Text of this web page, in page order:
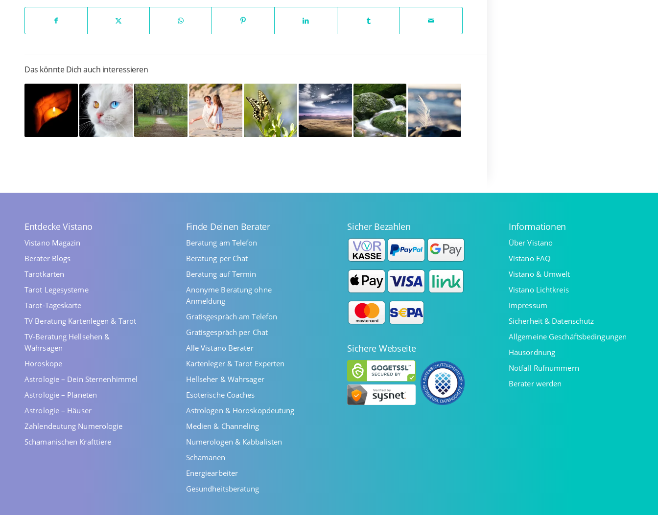
Das könnte Dich auch interessieren
Entdecke Vistano
Vistano Magazin
Berater Blogs
Tarotkarten
Tarot Legesysteme
Tarot-Tageskarte
TV Beratung Kartenlegen & Tarot
TV-Beratung Hellsehen &
Wahrsagen
Horoskope
Astrologie – Dein Sternenhimmel
Astrologie – Planeten
Astrologie – Häuser
Zahlendeutung Numerologie
Schamanischen Krafttiere
Finde Deinen Berater
Beratung am Telefon
Beratung per Chat
Beratung auf Termin
Anonyme Beratung ohne
Anmeldung
Gratisgespräch am Telefon
Gratisgespräch per Chat
Alle Vistano Berater
Kartenleger & Tarot Experten
Hellseher & Wahrsager
Esoterische Coaches
Astrologen & Horoskopdeutung
Medien & Channeling
Numerologen & Kabbalisten
Schamanen
Energiearbeiter
Gesundheitsberatung
Sicher Bezahlen
Sichere Webseite
Informationen
Über Vistano
Vistano FAQ
Vistano & Umwelt
Vistano Lichtkreis
Impressum
Sicherheit & Datenschutz
Allgemeine Geschäftsbedingungen
Hausordnung
Notfall Rufnummern
Berater werden